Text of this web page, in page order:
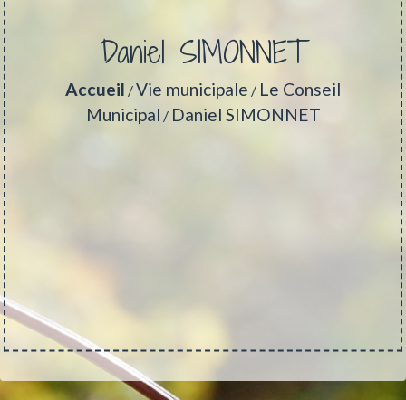
Daniel SIMONNET
Accueil /Vie municipale / Le Conseil
Municipal / Daniel SIMONNET